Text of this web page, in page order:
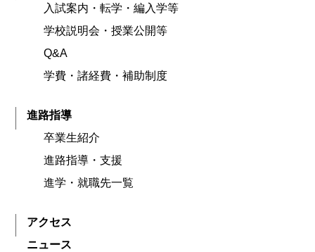
入試案内・転学・編入学等
学校説明会・授業公開等
Q&A
学費・諸経費・補助制度
進路指導
卒業生紹介
進路指導・支援
進学・就職先一覧
アクセス
ニュース